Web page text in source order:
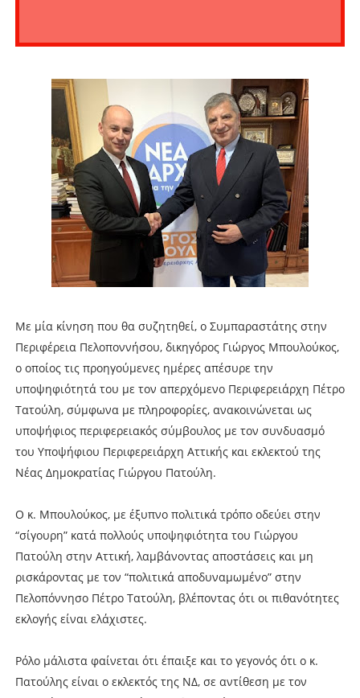
Με μία κίνηση που θα συζητηθεί, ο Συμπαραστάτης στην
Περιφέρεια Πελοποννήσου, δικηγόρος Γιώργος Μπουλούκος,
ο οποίος τις προηγούμενες ημέρες απέσυρε την
υποψηφιότητά του με τον απερχόμενο Περιφερειάρχη Πέτρο
Τατούλη, σύμφωνα με πληροφορίες, ανακοινώνεται ως
υποψήφιος περιφερειακός σύμβουλος με τον συνδυασμό
του Υποψήφιου Περιφερειάρχη Αττικής και εκλεκτού της
Νέας Δημοκρατίας Γιώργου Πατούλη.
Ο κ. Μπουλούκος, με έξυπνο πολιτικά τρόπο οδεύει στην
“σίγουρη” κατά πολλούς υποψηφιότητα του Γιώργου
Πατούλη στην Αττική, λαμβάνοντας αποστάσεις και μη
ρισκάροντας με τον “πολιτικά αποδυναμωμένο” στην
Πελοπόννησο Πέτρο Τατούλη, βλέποντας ότι οι πιθανότητες
εκλογής είναι ελάχιστες.
Ρόλο μάλιστα φαίνεται ότι έπαιξε και το γεγονός ότι ο κ.
Πατούλης είναι ο εκλεκτός της ΝΔ, σε αντίθεση με τον